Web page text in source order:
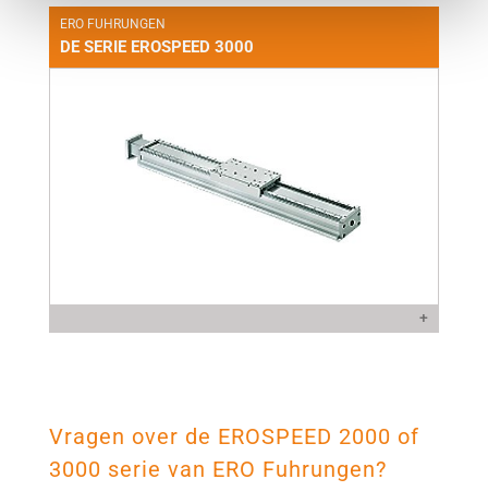
ERO FUHRUNGEN
DE SERIE EROSPEED 3000
+
Vragen over de EROSPEED 2000 of
3000 serie van ERO Fuhrungen?